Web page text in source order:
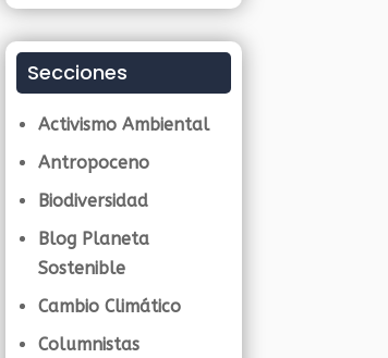
Secciones
Activismo Ambiental
Antropoceno
Biodiversidad
Blog Planeta
Sostenible
Cambio Climático
Columnistas